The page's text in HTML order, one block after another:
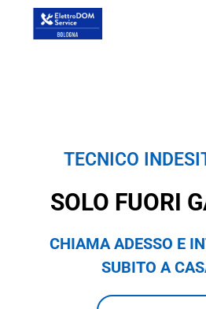
TECNICO
SOLO FUORI
CHIAMA ADESSO E
SUBITO A